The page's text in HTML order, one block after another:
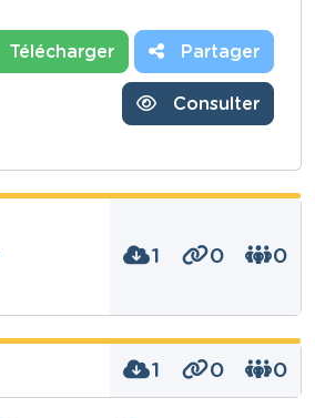
Télécharger Partager
Consulter
1 0 0
1 0 0